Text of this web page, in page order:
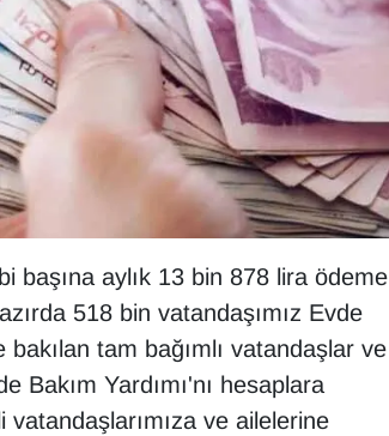
başına aylık 13 bin 878 lira ödeme
518 bin vatandaşımız Evde
bakılan tam bağımlı vatandaşlar ve
Bakım Yardımı'nı hesaplara
ve ailelerine